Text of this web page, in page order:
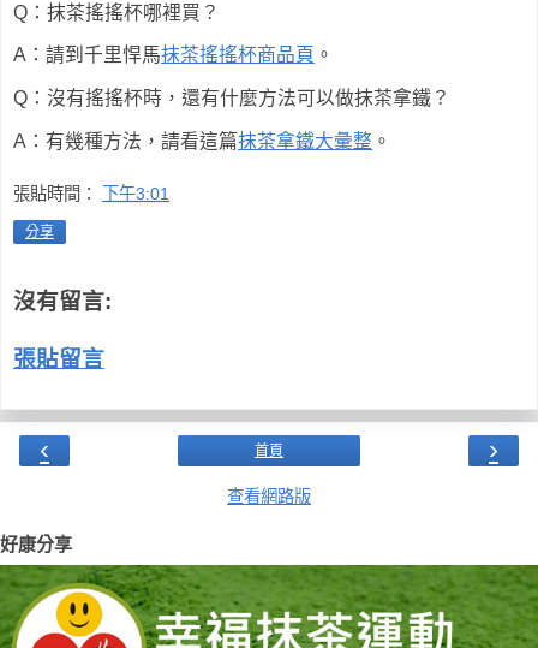
Q：抹茶搖搖杯哪裡買？
A：請到千里悍馬抹茶搖搖杯商品頁 。
Q：沒有搖搖杯時，還有什麼方法可以做抹茶拿鐵？
A：有幾種方法，請看這篇抹茶拿鐵大彙整 。
張貼時間： 下午3:01
分享
沒有留言:
張貼留言
‹ ›
首頁
查看網路版
好康分享